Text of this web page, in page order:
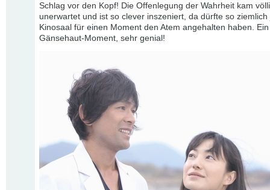
Schlag vor den Kopf! Die Offenlegung der Wahrheit kam
unerwartet und ist so clever inszeniert, da dürfte so ziemlich
Kinosaal für einen Moment den Atem angehalten haben.
Gänsehaut-Moment, sehr genial!